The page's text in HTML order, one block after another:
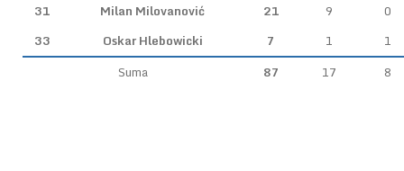
31
Milan Milovanović 21 9
0
33
Oskar Hlebowicki 7 1
1
Suma
87 17 8